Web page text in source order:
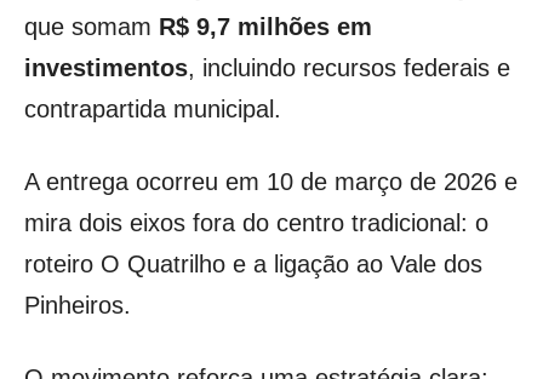
que somam R$ 9,7 milhões em
investimentos, incluindo recursos federais e
contrapartida municipal.
A entrega ocorreu em 10 de março de 2026 e
mira dois eixos fora do centro tradicional: o
roteiro O Quatrilho e a ligação ao Vale dos
Pinheiros.